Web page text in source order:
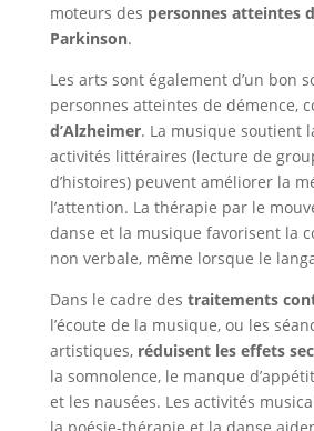
moteurs des personnes atteintes
Parkinson.
Les arts sont également d’un bon
personnes atteintes de démence,
d’Alzheimer. La musique soutient
activités littéraires (lecture de
d’histoires) peuvent améliorer la
l’attention. La thérapie par le
danse et la musique favorisent la
non verbale, même lorsque le
Dans le cadre des traitements
l’écoute de la musique, ou les
artistiques, réduisent les effets
la somnolence, le manque
et les nausées. Les activités